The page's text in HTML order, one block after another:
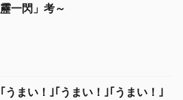
靂一閃」考～
｢うまい！｣｢うまい！｣｢うまい！｣